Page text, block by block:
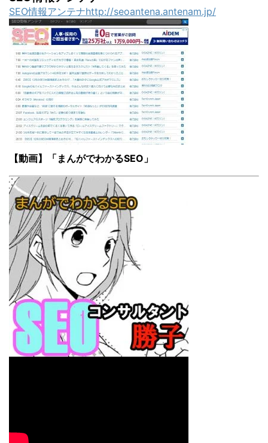
SEO情報アンテナhttp://seoantena.antenam.jp/
【動画】「まんがでわかるSEO」